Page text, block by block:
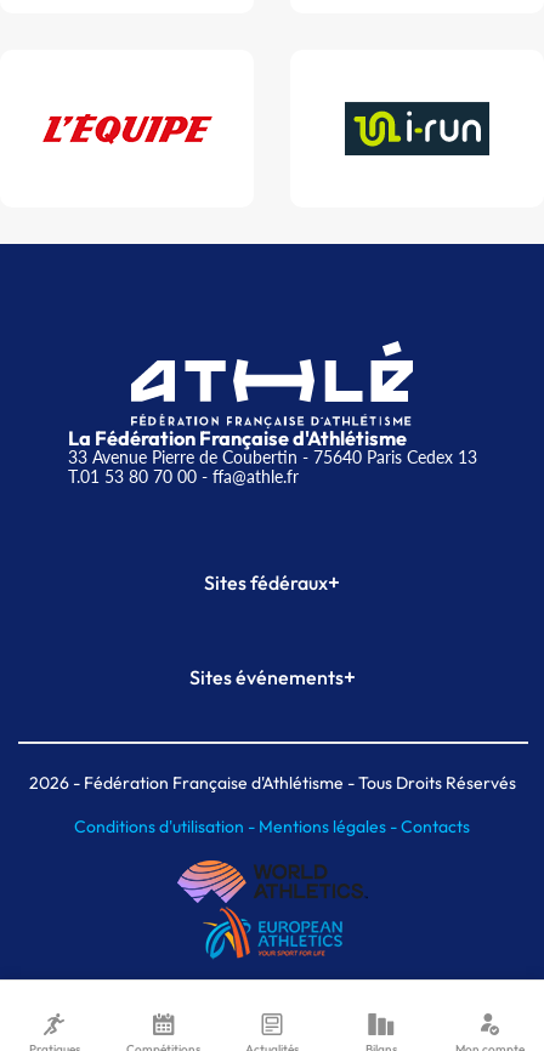
La Fédération Française d'Athlétisme
33 Avenue Pierre de Coubertin - 75640 Paris Cedex 13
T.01 53 80 70 00- ffa@athle.fr
Sites fédéraux+
Plateforme Formation
Sites événements+
Meeting de Paris indoor
MAIF Ekiden de Paris
2026- Fédération Française d'Athlétisme - Tous Droits Réservés
Conditions d'utilisation - Mentions légales -Contacts